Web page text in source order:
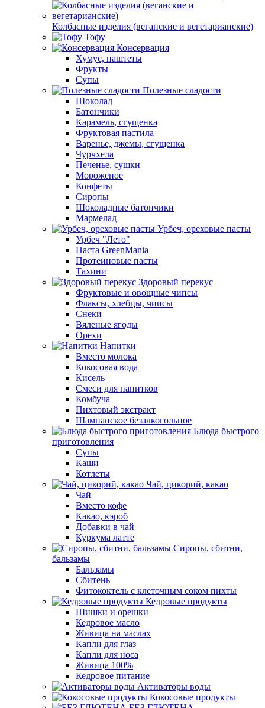
Колбасные изделия (веганские и вегетарианские)
Тофу
Консервация
Хумус, паштеты
Фрукты
Супы
Полезные сладости
Шоколад
Батончики
Карамель, сгущенка
Фруктовая пастила
Варенье, джемы, сгущенка
Чурчхела
Печенье, сушки
Мороженое
Конфеты
Сиропы
Шоколадные батончики
Мармелад
Урбеч, ореховые пасты
Урбеч "Лето"
Паста GreenMania
Протеиновые пасты
Тахини
Здоровый перекус
Фруктовые и овощные чипсы
Флаксы, хлебцы, чипсы
Снеки
Вяленые ягоды
Орехи
Напитки
Вместо молока
Кокосовая вода
Кисель
Смеси для напитков
Комбуча
Пихтовый экстракт
Шампанское безалкогольное
Блюда быстрого
приготовления
Супы
Каши
Котлеты
Чай, цикорий, какао
Чай
Вместо кофе
Какао, кэроб
Добавки в чай
Куркума латте
Сиропы, сбитни,
бальзамы
Бальзамы
Сбитень
Фитококтель с клеточным соком пихты
Кедровые продукты
Шишки и орешки
Кедровое масло
Живица на маслах
Капли для глаз
Капли для носа
Живица 100%
Кедровое питание
Активаторы воды
Кокосовые продукты